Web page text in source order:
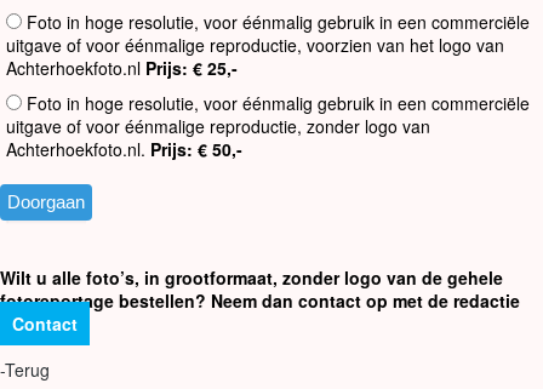
Foto in hoge resolutie, voor éénmalig gebruik in een commerciële
uitgave of voor éénmalige reproductie, voorzien van het logo van
Achterhoekfoto.nl Prijs: € 25,-
Foto in hoge resolutie, voor éénmalig gebruik in een commerciële
uitgave of voor éénmalige reproductie, zonder logo van
Achterhoekfoto.nl. Prijs: € 50,-
Wilt u alle foto’s, in grootformaat, zonder logo van de gehele
fotoreportage bestellen? Neem dan contact op met de redactie
Contact
-Terug